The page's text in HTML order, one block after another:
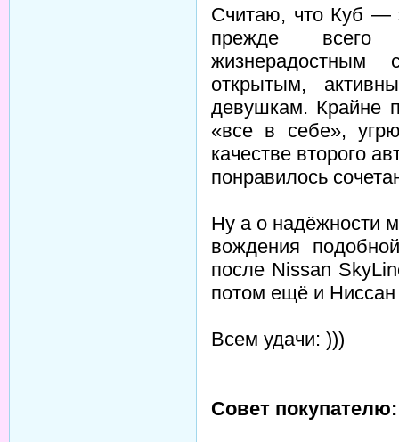
Считаю, что Куб —
прежде всего
открытым,
девушкам. Крайне
«все в себе»,
качестве второго
понравилось
Ну а о надёжности
вождения
после Nissan
потом ещё и
Всем удачи: )))
Совет покупателю: